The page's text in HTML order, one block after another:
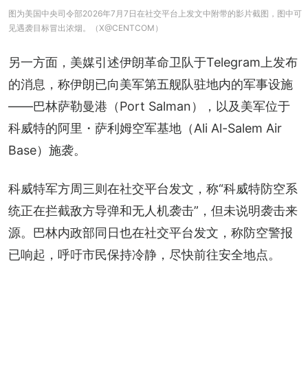
图为美国中央司令部2026年7月7日在社交平台上发文中附带的影片截图，图中可
见遇袭目标冒出浓烟。（X@CENTCOM）
另一方面，美媒引述伊朗革命卫队于Telegram上发布
的消息，称伊朗已向美军第五舰队驻地内的军事设施
——巴林萨勒曼港（Port Salman），以及美军位于
科威特的阿里・萨利姆空军基地（Ali Al-Salem Air
Base）施袭。
科威特军方周三则在社交平台发文，称“科威特防空系
统正在拦截敌方导弹和无人机袭击”，但未说明袭击来
源。巴林内政部同日也在社交平台发文，称防空警报
已响起，呼吁市民保持冷静，尽快前往安全地点。